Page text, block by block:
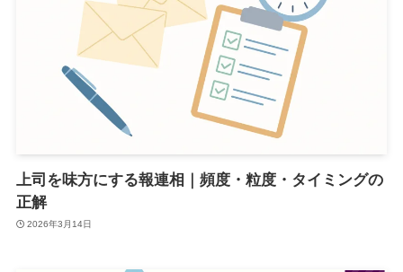
上司を味方にする報連相｜頻度・粒度・タイミングの
正解
2026年3月14日